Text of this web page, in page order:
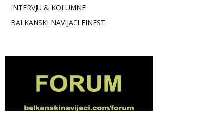
INTERVJU & KOLUMNE
BALKANSKI NAVIJACI FINEST